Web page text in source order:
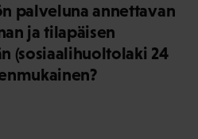
palveluna annettavan
ja tilapäisen
(sosiaalihuoltolaki 24